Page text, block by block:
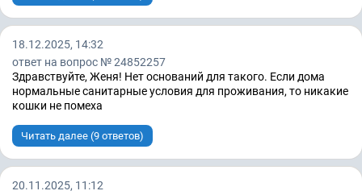
18.12.2025, 14:32
ответ на вопрос № 24852257
Здравствуйте, Женя! Нет оснований для такого. Если дома
нормальные санитарные условия для проживания, то никакие
кошки не помеха
Читать далее (9 ответов)
20.11.2025, 11:12